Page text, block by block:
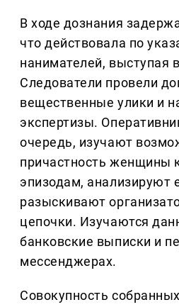
В ходе дознания
что действовала по
нанимателей, выступая
Следователи провели
вещественные улики и
экспертизы.
очередь, изучают
причастность женщины
эпизодам, анализируют
разыскивают
цепочки. Изучаются
банковские выписки и
мессенджерах.
Совокупность